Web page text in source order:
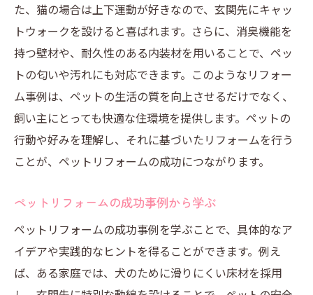
安心して通れる玄関先を実現する方法
ペットリフォームで玄関先を一工夫するだけで
大変身
ペットが快適に過ごせる空間の創り方
コストを抑えた効率的なリフォームプラン
ペットリフォームにおける最新トレンド
簡単に実施できるリフォームテクニック
愛犬と飼い主が満足するペットリフォームのヒ
ント
両者の満足度を高めるための工夫
た、猫の場合は上下運動が好きなので、玄関先にキャッ
トウォークを設けると喜ばれます。さらに、消臭機能を
持つ壁材や、耐久性のある内装材を用いることで、ペッ
トの匂いや汚れにも対応できます。このようなリフォー
ム事例は、ペットの生活の質を向上させるだけでなく、
飼い主にとっても快適な住環境を提供します。ペットの
行動や好みを理解し、それに基づいたリフォームを行う
ことが、ペットリフォームの成功につながります。
ペットリフォームの成功事例から学ぶ
ペットリフォームの成功事例を学ぶことで、具体的なア
イデアや実践的なヒントを得ることができます。例え
ば、ある家庭では、犬のために滑りにくい床材を採用